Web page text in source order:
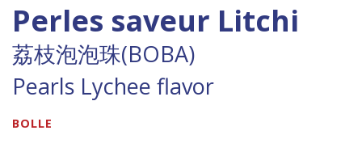
Perles saveur Litchi
荔枝泡泡珠(BOBA)
Pearls Lychee flavor
BOLLE